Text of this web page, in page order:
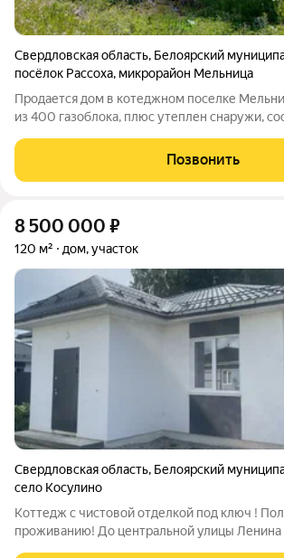
Свердловская область, Белоярский
посёлок Рассоха, микрорайон Мельница
Продается дом в котеджном поселке
из 400 газоблока, плюс утеплен снаружи,
бетонные. На первом этаже теплый пол. Дом
большой гостиной+4
Позвонить
8 500 000 ₽
120 м² дом, участок
Свердловская область, Белоярский
село Косулино
Коттедж с чистовой отделкой под ключ !
проживанию! До центральной улицы Ленина